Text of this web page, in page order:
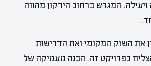
המגרש ברחוב הירקון מהווה
את השוק המקומי ואת הדרישות
בפרויקט זה. הבנה מעמיקה של